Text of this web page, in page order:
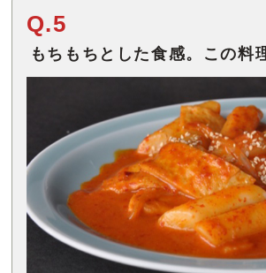
Q.5
もちもちとした食感。この料